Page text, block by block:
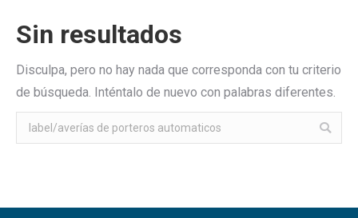
Sin resultados
Disculpa, pero no hay nada que corresponda con tu criterio
de búsqueda. Inténtalo de nuevo con palabras diferentes.
Buscar: